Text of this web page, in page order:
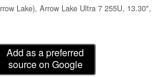
Lake), Arrow Lake Ultra 7 255U, 13.30",
Add as a preferred
source on Google